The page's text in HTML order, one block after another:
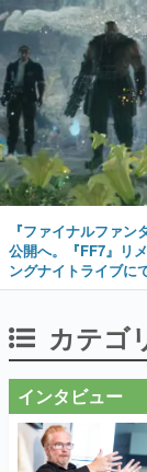
『ファイナルファ
公開へ。『FF7』リ
ングナイトライブに
カテゴ
インタビュー